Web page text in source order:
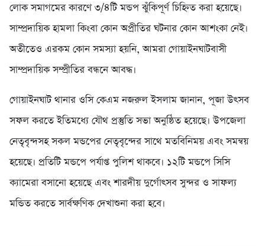
লোক সমাগমের কারণে ৩/৪টি মন্ডপ ঝুঁকিপূর্ণ চিহ্নিত করা হয়েছে।
সাম্প্রদায়িক হামলা কিংবা কোন অপ্রীতির ঘটনার কোন আশংকা নেই।
অতীতেও এরকম কোন সমস্যা হয়নি, আমরা গোয়াইনঘাটবাসী
সাম্প্রদায়িক সম্প্রীতির বন্ধনে আবদ্ধ।
গোয়াইনঘাট থানার ওসি কেএম নজরুল ইসলাম জানান, পূজা উৎসব
সফল করতে ইতিমধ্যে যৌথ প্রস্তুতি সভা অনুষ্ঠিত হয়েছে। উপজেলা
নেতৃবৃন্দসহ সকল মন্ডপের নেতৃবৃন্দের সাথে মতবিনিময় এবং সমন্বয়
হয়েছে। প্রতিটি মন্ডপে পর্যাপ্ত পুলিশ থাকবে। ১২টি মন্ডপে সিসি
ক্যামেরা বসানো হয়েছে এবং শারদীয় দুর্গোৎসব সুন্দর ও সাফল্য
মন্ডিত করতে সার্বক্ষণিক দেখাশুনা করা হবে।